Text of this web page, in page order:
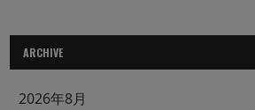
ARCHIVE
2026年8月